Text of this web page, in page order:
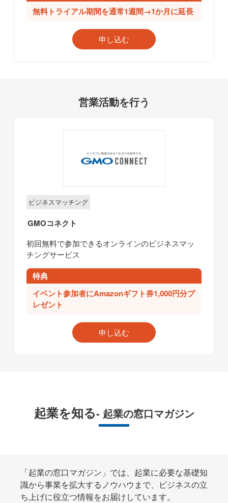
無料トライアル期間を通常1週間→1か月に延長
申し込む
営業活動を行う
ビジネスマッチング
GMOコネクト
初回無料で参加できるオンラインのビジネスマッ
チングサービス
特典
イベント参加者にAmazonギフト券1,000円分プ
レゼント
申し込む
起業を知る- 起業の窓口マガジン
「起業の窓口マガジン」では、起業に必要な基礎知
識から事業を拡大するノウハウまで、ビジネスの立
ち上げに役立つ情報をお届けしています。